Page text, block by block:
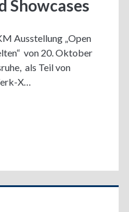
Showcases
Ausstellung „Open
von 20. Oktober
als Teil von
X…